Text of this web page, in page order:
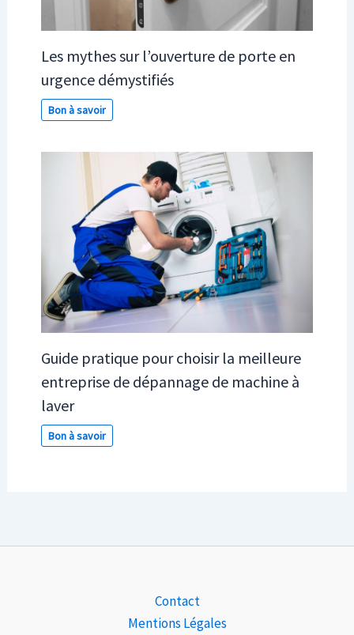
Les mythes sur l’ouverture de porte en
urgence démystifiés
Bon à savoir
Guide pratique pour choisir la meilleure
entreprise de dépannage de machine à
laver
Bon à savoir
Contact
Mentions Légales